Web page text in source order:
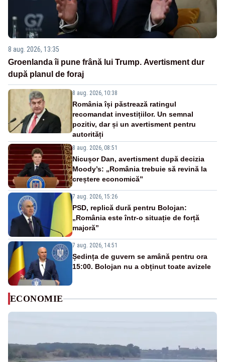
8 aug. 2026, 13:35
Groenlanda îi pune frână lui Trump. Avertisment dur
după planul de foraj
8 aug. 2026, 10:38
România își păstrează ratingul
recomandat investițiilor. Un semnal
pozitiv, dar și un avertisment pentru
autorități
8 aug. 2026, 08:51
Nicușor Dan, avertisment după decizia
Moody’s: „România trebuie să revină la
creștere economică”
7 aug. 2026, 15:26
PSD, replică dură pentru Bolojan:
„România este într-o situație de forță
majoră”
7 aug. 2026, 14:51
Ședința de guvern se amână pentru ora
15:00. Bolojan nu a obținut toate avizele
ECONOMIE